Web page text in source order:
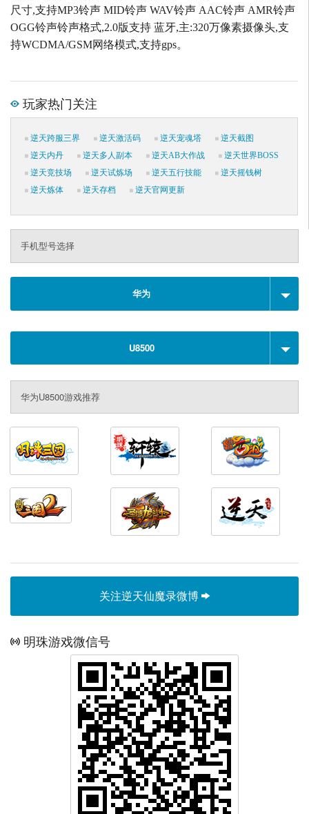
尺寸,支持MP3铃声 MID铃声 WAV铃声 AAC铃声 AMR铃声
OGG铃声铃声格式,2.0版支持 蓝牙,主:320万像素摄像头,支
持WCDMA/GSM网络模式,支持gps。
玩家热门关注
逆天跨服三界 逆天激活码 逆天宠魂塔
逆天截图
逆天内丹
逆天多人副本 逆天AB大作战
逆天世界BOSS
逆天竞技场
逆天试炼场 逆天五行技能
逆天摇钱树
逆天炼体
逆天存档 逆天官网更新
手机型号选择
华为
U8500
华为U8500游戏推荐
关注逆天仙魔录微博
明珠游戏微信号